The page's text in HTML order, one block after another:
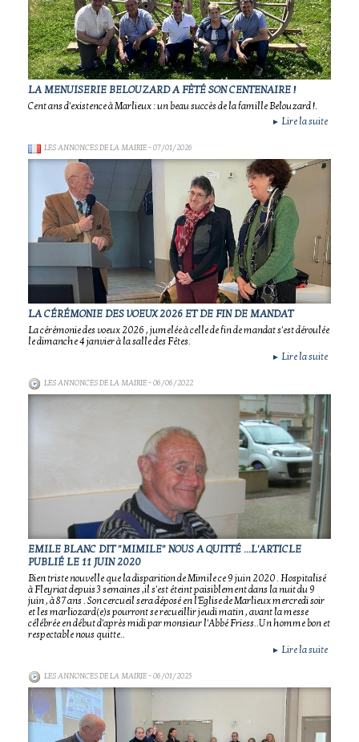
LA MENUISERIE BELOUZARD A FÈTÉ SON CENTENAIRE !
Cent ans d'existence à Marlieux : un beau succès de la famille Belouzard !.
► Lire la suite
LES ANNONCES DE LA MAIRIE- 07/01/2026
LA CÉRÉMONIE DES VOEUX 2026 ET DE FIN DE MANDAT
La cérémonie des voeux 2026 , jumelée à celle de fin de mandat s'est déroulée
le dimanche 4 janvier à la salle des Fêtes.
► Lire la suite
LES ANNONCES DE LA MAIRIE- 06/06/2022
EMILE BLANC DIT "MIMILE" NOUS A QUITTÉ ...L'ARTICLE
PUBLIÉ LE 11 JUIN 2020
Bien triste nouvelle que la disparition de Mimile ce 9 juin 2020 . Hospitalisé
à Fleyriat depuis 3 semaines ,il s'est éteint paisiblement dans la nuit du 9
juin , à 87 ans . Son cercueil sera déposé en l'Eglise de Marlieux mercredi soir
et les marliozard(e)s pourront se recueillir jeudi matin , avant la messe
célébrée en début d'après midi par monsieur l'Abbé Friess..Un homme bon et
respectable nous quitte..
► Lire la suite
LES ANNONCES DE LA MAIRIE- 06/01/2025